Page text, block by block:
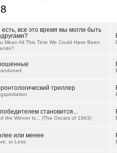
есть, все это время мы могли быть
Mean All This Time We Could Have Been
триллер
становится...
the Winner Is... (The Oscars of 1963)
или менее
or Less